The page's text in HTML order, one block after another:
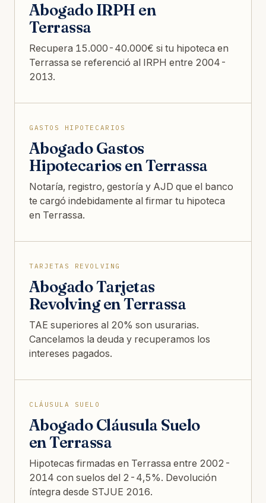
Abogado IRPH en
Terrassa
Recupera 15.000-40.000€ si tu hipoteca en
Terrassa se referenció al IRPH entre 2004-
2013.
GASTOS HIPOTECARIOS
Abogado Gastos
Hipotecarios en Terrassa
Notaría, registro, gestoría y AJD que el banco
te cargó indebidamente al firmar tu hipoteca
en Terrassa.
TARJETAS REVOLVING
Abogado Tarjetas
Revolving en Terrassa
TAE superiores al 20% son usurarias.
Cancelamos la deuda y recuperamos los
intereses pagados.
CLÁUSULA SUELO
Abogado Cláusula Suelo
en Terrassa
Hipotecas firmadas en Terrassa entre 2002-
2014 con suelos del 2-4,5%. Devolución
íntegra desde STJUE 2016.